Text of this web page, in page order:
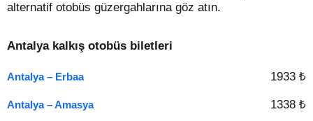
alternatif otobüs güzergahlarına göz atın.
Antalya kalkış otobüs biletleri
Antalya – Erbaa 1933 ₺
Antalya – Amasya 1338 ₺